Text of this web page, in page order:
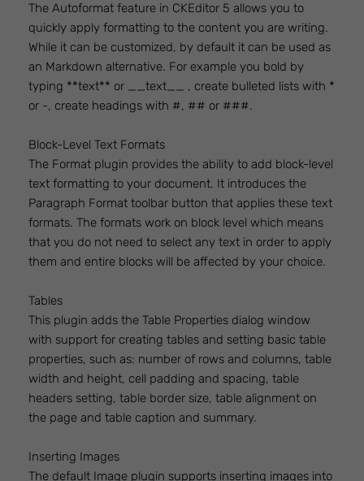
The Autoformat feature in CKEditor 5 allows you to
quickly apply formatting to the content you are writing.
While it can be customized, by default it can be used as
an Markdown alternative. For example you bold by
typing **text** or __text__ , create bulleted lists with *
or -, create headings with #, ## or ###.
Block-Level Text Formats
The Format plugin provides the ability to add block-level
text formatting to your document. It introduces the
Paragraph Format toolbar button that applies these text
formats. The formats work on block level which means
that you do not need to select any text in order to apply
them and entire blocks will be affected by your choice.
Tables
This plugin adds the Table Properties dialog window
with support for creating tables and setting basic table
properties, such as: number of rows and columns, table
width and height, cell padding and spacing, table
headers setting, table border size, table alignment on
the page and table caption and summary.
Inserting Images
The default Image plugin supports inserting images into